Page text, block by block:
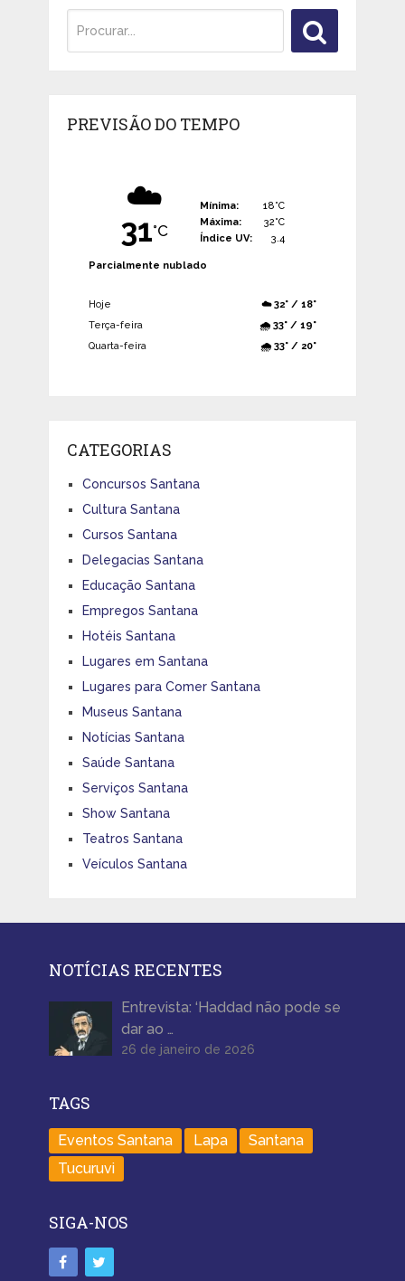
PREVISÃO DO TEMPO
☁️
31°C
Mínima:
18°C
Máxima:
32°C
Índice UV:
3.4
Parcialmente nublado
Hoje
☁️ 32° / 18°
Terça-feira
🌧️ 33° / 19°
Quarta-feira
🌧️ 33° / 20°
CATEGORIAS
Concursos Santana
Cultura Santana
Cursos Santana
Delegacias Santana
Educação Santana
Empregos Santana
Hotéis Santana
Lugares em Santana
Lugares para Comer Santana
Museus Santana
Notícias Santana
Saúde Santana
Serviços Santana
Show Santana
Teatros Santana
Veículos Santana
NOTÍCIAS RECENTES
Entrevista: ‘Haddad não pode se
dar ao …
26 de janeiro de 2026
TAGS
Eventos Santana Lapa
Santana
Tucuruvi
SIGA-NOS